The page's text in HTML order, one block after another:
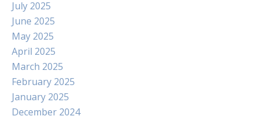
July 2025
June 2025
May 2025
April 2025
March 2025
February 2025
January 2025
December 2024